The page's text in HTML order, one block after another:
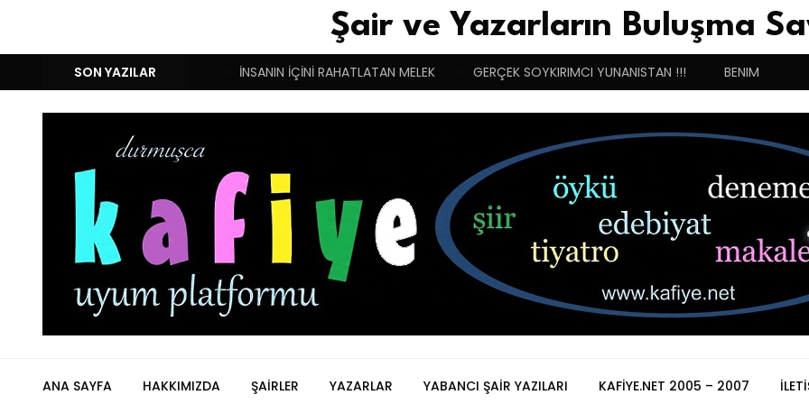
Şair ve Yazarların Buluşma
SON YAZILAR
DUYGULARIN BASARINDIR! İNSANIN İÇİNİ RAHATLATAN MELEK GERÇEK SOYKIRIMCI YUNANISTAN !!! BENIM
ANA SAYFA HAKKIMIZDA ŞAIRLER YAZARLAR YABANCI ŞAIR YAZILARI KAFIYE.NET 2005 – 2007